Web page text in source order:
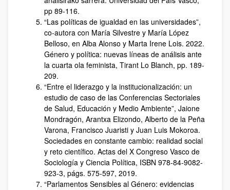
pp 89-116.
“Las políticas de igualdad en las universidades”,
co-autora con María Silvestre y María López
Belloso, en Alba Alonso y Marta Irene Lois. 2022.
Género y política: nuevas líneas de análisis ante
la cuarta ola feminista, Tirant Lo Blanch, pp. 189-
209.
“Entre el liderazgo y la institucionalización: un
estudio de caso de las Conferencias Sectoriales
de Salud, Educación y Medio Ambiente”, Jaione
Mondragón, Arantxa Elizondo, Alberto de la Peña
Varona, Francisco Juaristi y Juan Luis Mokoroa.
Sociedades en constante cambio: realidad social
y reto científico. Actas del X Congreso Vasco de
Sociología y Ciencia Política, ISBN 978-84-9082-
923-3, págs. 575-597, 2019.
“Parlamentos Sensibles al Género: evidencias